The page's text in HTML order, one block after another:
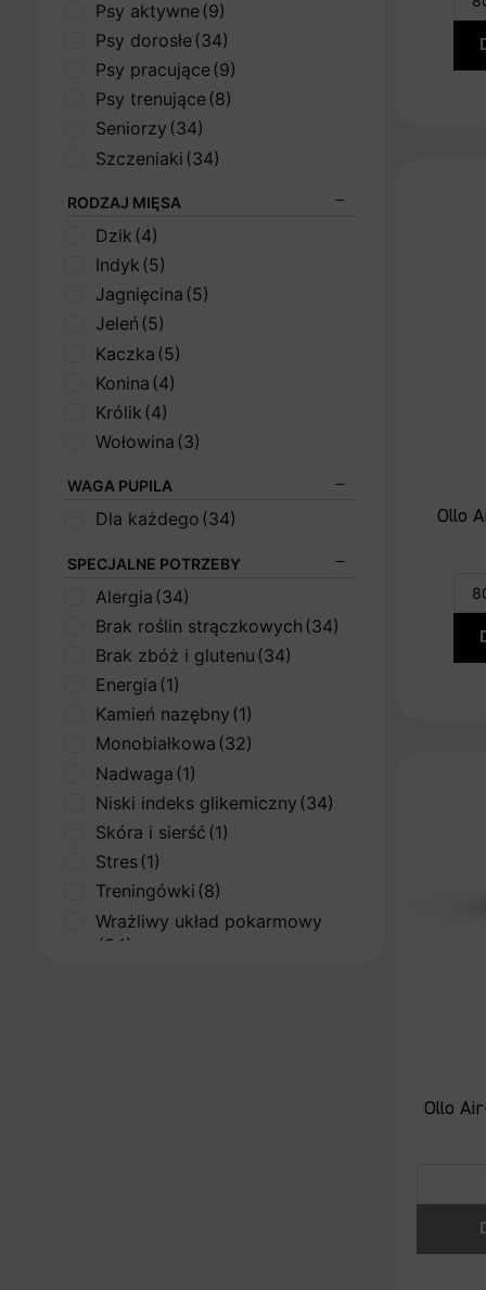
Psy aktywne (9)
Psy dorosłe (34)
Psy pracujące (9)
Psy trenujące (8)
Seniorzy (34)
Szczeniaki (34)
RODZAJ MIĘSA
Dzik (4)
Indyk (5)
Jagnięcina (5)
Jeleń (5)
Kaczka (5)
Konina (4)
Królik (4)
Wołowina (3)
WAGA PUPILA
Dla każdego (34)
SPECJALNE POTRZEBY
Alergia (34)
Brak roślin strączkowych (34)
Brak zbóż i glutenu (34)
Energia (1)
Kamień nazębny (1)
Monobiałkowa (32)
Nadwaga (1)
Niski indeks glikemiczny (34)
Skóra i sierść (1)
Stres (1)
Treningówki (8)
Wrażliwy układ pokarmowy
(34)
Ollo
Ollo